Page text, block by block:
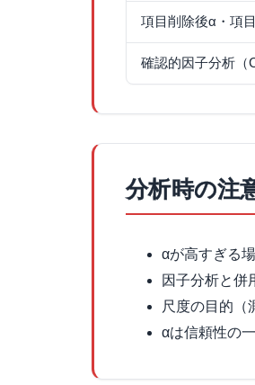
項目削除後α・項
確認的因子分析（
分析時の注
αが高すぎる
因子分析と併
尺度の目的（
αは信頼性の